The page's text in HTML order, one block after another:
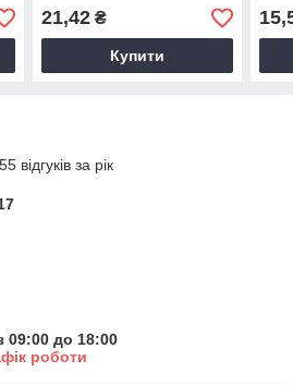
21,42₴
Купити
відгуків за рік
09:00 до 18:00
роботи